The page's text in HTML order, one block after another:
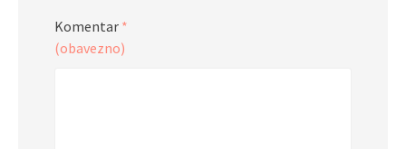
Komentar *
(obavezno)